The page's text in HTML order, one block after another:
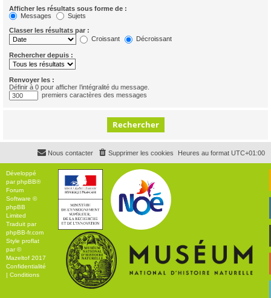
Afficher les résultats sous forme de :
Messages
Sujets
Classer les résultats par :
Croissant
Décroissant
Rechercher depuis :
Renvoyer les :
Définir à 0 pour afficher l’intégralité du message.
premiers caractères des messages
Heures au format UTC+01:00
Supprimer les cookies
Nous contacter
Développé
parphpBB®
Forum
Software ©
phpBB
Limited
Traduit par
phpBB-fr.com
Style proflat
par ©
Mazeltof 2017
Confidentialité
Conditions